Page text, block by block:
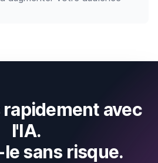
avec
l'IA.
sans risque.